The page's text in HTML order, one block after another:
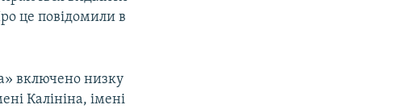
це повідомили в
включено низку
Калініна, імені